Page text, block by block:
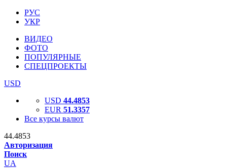
РУС
УКР
ВИДЕО
ФОТО
ПОПУЛЯРНЫЕ
СПЕЦПРОЕКТЫ
USD
USD 44.4853
EUR 51.3357
Все курсы валют
44.4853
Авторизация
Поиск
UA